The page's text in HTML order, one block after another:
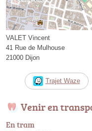
VALET Vincent
41 Rue de Mulhouse
21000 Dijon
Trajet Waze
Venir en
En tram